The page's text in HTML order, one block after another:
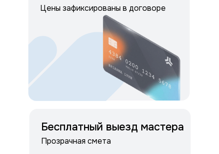
Цены зафиксированы в договоре
Бесплатный выезд мастера
Прозрачная смета